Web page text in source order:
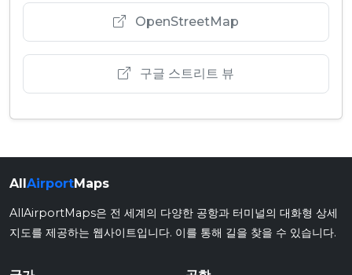
OpenStreetMap
구글 스트리트 뷰
AllAirportMaps
AllAirportMaps은 전 세계의 다양한 공항과 터미널의 대화형 상세
지도를 제공하는 웹사이트입니다. 이를 통해 길을 찾을 수 있습니다.